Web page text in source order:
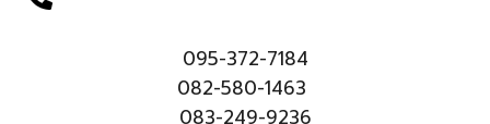
095-372-7184
082-580-1463
083-249-9236